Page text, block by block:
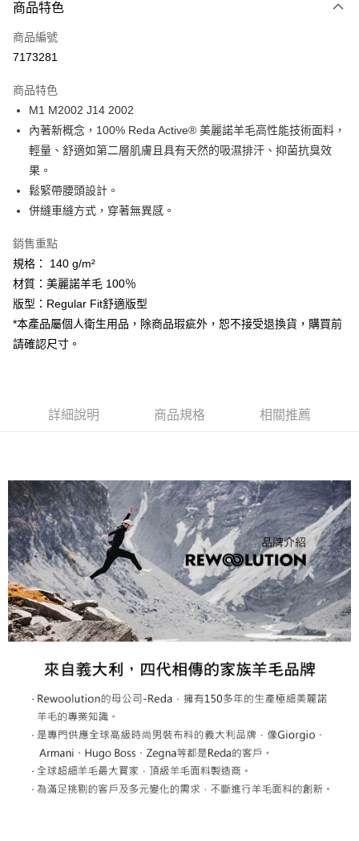
LINE Pay
Apple Pay
悠遊付
Google Pay
全盈+PAY
AFTEE先享後付
相關說明
AFTEE先享後付是「在收到商品之後才付款」的支付方式。 讓您購物簡單
１．簡單：不需註冊會員、不需綁卡、不需儲值。
２．便利：只要手機號碼，簡訊認證，即可結帳。
３．安心：先確認商品／服務後，再付款。
【「AFTEE先享後付」結帳流程】
１．於結帳方式選擇「AFTEE先享後付」後，將跳轉至「AFTEE先享後付」
※ 請注意：結帳手續完成當下不需立刻繳費，但若您需要取消訂單，請聯絡
客戶支援中心」https://netprotections.freshdesk.com/support/home
【注意事項】
１．透過由恩沛科技股份有限公司提供之「AFTEE先享後付」服務完成之交
易，需依本服務之必要範圍內提供個人資料，並將交易相關給付款項請求債
權轉讓予恩沛科技股份有限公司。
２．關於個人資料處理事宜，請瀏覽以下網址：
https://aftee.tw/terms/#terms3
３．未成年的使用者請事先徵得法定代理人或監護人之同意方可使用
「AFTEE先享後付」，若未經同意申辦者引起之損失，本公司不負相關責
任。
４．使用「AFTEE先享後付」時，將依據個別帳號之用戶狀況，依本公司即
請求用戶進行身份認證。
恩沛科技股份有限公司將有權停止該用戶之使用額度並採取法律行動。
ATM付款
運送方式
全家取貨付款
每筆NT$60，滿NT$599(含以上)免運費
付款後全家取貨
每筆NT$60，滿NT$799(含以上)免運費
7-11取貨付款
每筆NT$60，滿NT$799(含以上)免運費
付款後7-11取貨
每筆NT$60，滿NT$799(含以上)免運費
宅配
每筆NT$70，滿NT$799(含以上)免運費
商品特色
商品編號
7173281
商品特色
M1 M2002 J14 2002
內著新概念，100% Reda Active® 美麗諾羊毛高性能技術面料，
輕量、舒適如第二層肌膚且具有天然的吸濕排汗、抑菌抗臭效
果。
鬆緊帶腰頭設計。
併縫車縫方式，穿著無異感。
銷售重點
規格： 140 g/m²
材質：美麗諾羊毛 100％
版型：Regular Fit舒適版型
*本產品屬個人衛生用品，除商品瑕疵外，恕不接受退換貨，購買前
請確認尺寸。
詳細說明 商品規格 相關推薦